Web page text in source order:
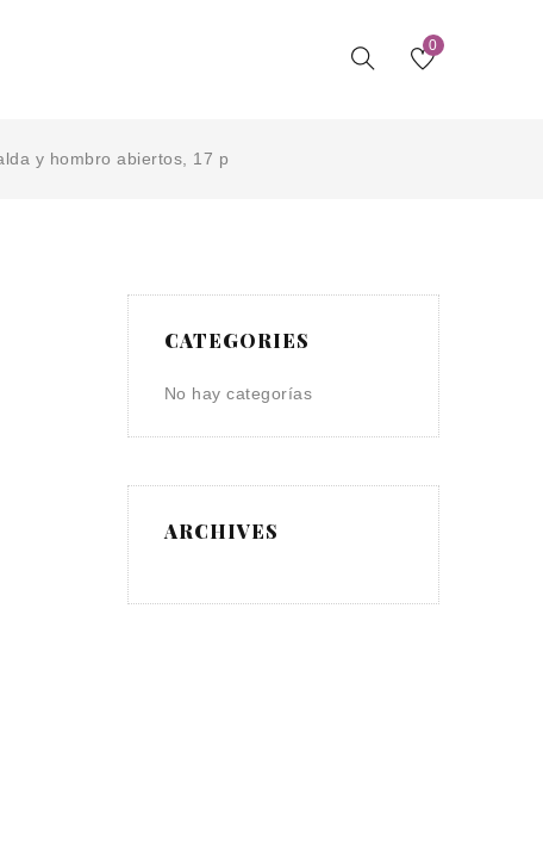
0
y hombro abiertos, 17 p
CATEGORIES
No hay categorías
ARCHIVES